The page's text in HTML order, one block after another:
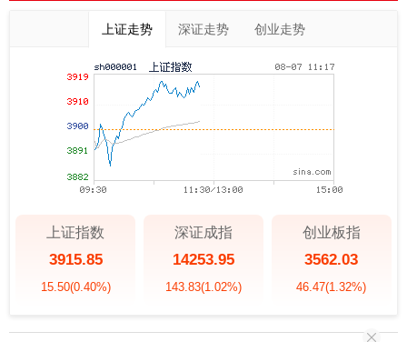
上证走势 深证走势 创业走势
上证指数
3915.85
15.50(0.40%)
深证成指
14253.95
143.83(1.02%)
创业板指
3562.03
46.47(1.32%)